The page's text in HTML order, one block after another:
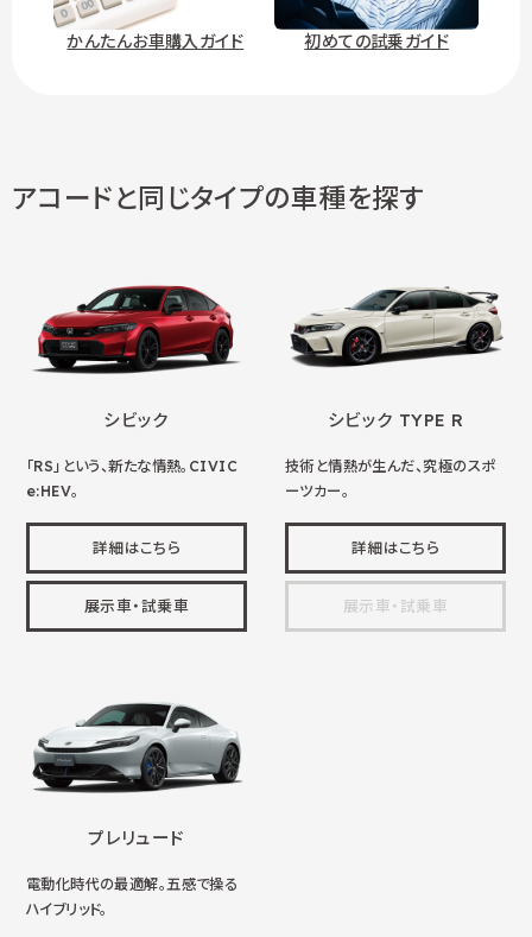
かんたんお車購入ガイド 初めての試乗ガイド
アコードと同じタイプの車種を探す
シビック
「RS」という、新たな情熱。CIVIC
e:HEV。
詳細はこちら
展示車・試乗車
シビック TYPE R
技術と情熱が生んだ、究極のスポ
ーツカー。
詳細はこちら
展示車・試乗車
プレリュード
電動化時代の最適解。五感で操る
ハイブリッド。